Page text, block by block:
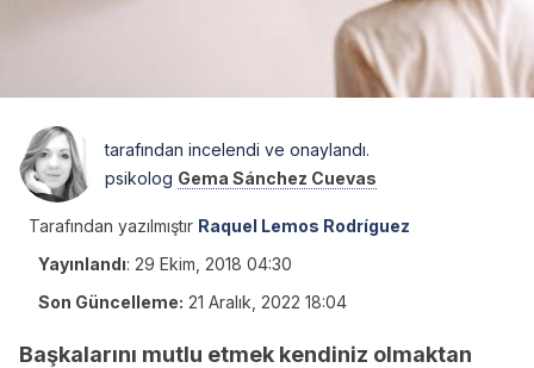
tarafından incelendi ve onaylandı.
psikolog Gema Sánchez Cuevas
Tarafından yazılmıştır Raquel Lemos Rodríguez
Yayınlandı: 29 Ekim, 2018 04:30
Son Güncelleme: 21 Aralık, 2022 18:04
Başkalarını mutlu etmek kendiniz olmaktan